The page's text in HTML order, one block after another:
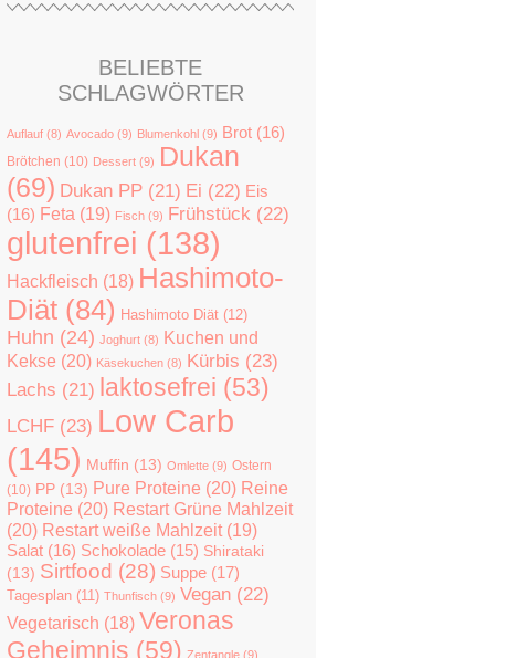
BELIEBTE
SCHLAGWÖRTER
Auflauf (8) Avocado (9) Blumenkohl (9) Brot (16)
Brötchen (10) Dessert (9) Dukan
(69) Dukan PP (21) Ei (22) Eis
(16) Feta (19) Fisch (9) Frühstück (22)
glutenfrei (138)
Hackfleisch (18) Hashimoto-
Diät (84) Hashimoto Diät (12)
Huhn (24) Joghurt (8) Kuchen und
Kekse (20) Käsekuchen (8) Kürbis (23)
Lachs (21) laktosefrei (53)
LCHF (23) Low Carb
(145) Muffin (13) Omlette (9) Ostern
(10) PP (13) Pure Proteine (20) Reine
Proteine (20) Restart Grüne Mahlzeit
(20) Restart weiße Mahlzeit (19)
Salat (16) Schokolade (15) Shirataki
(13) Sirtfood (28) Suppe (17)
Tagesplan (11) Thunfisch (9) Vegan (22)
Vegetarisch (18) Veronas
Geheimnis (59) Zentangle (9)